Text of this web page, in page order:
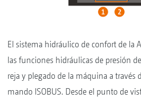
El sistema hidráulico de confort de la
las funciones hidráulicas de presión
reja y plegado de la máquina a través
mando ISOBUS. Desde el punto de